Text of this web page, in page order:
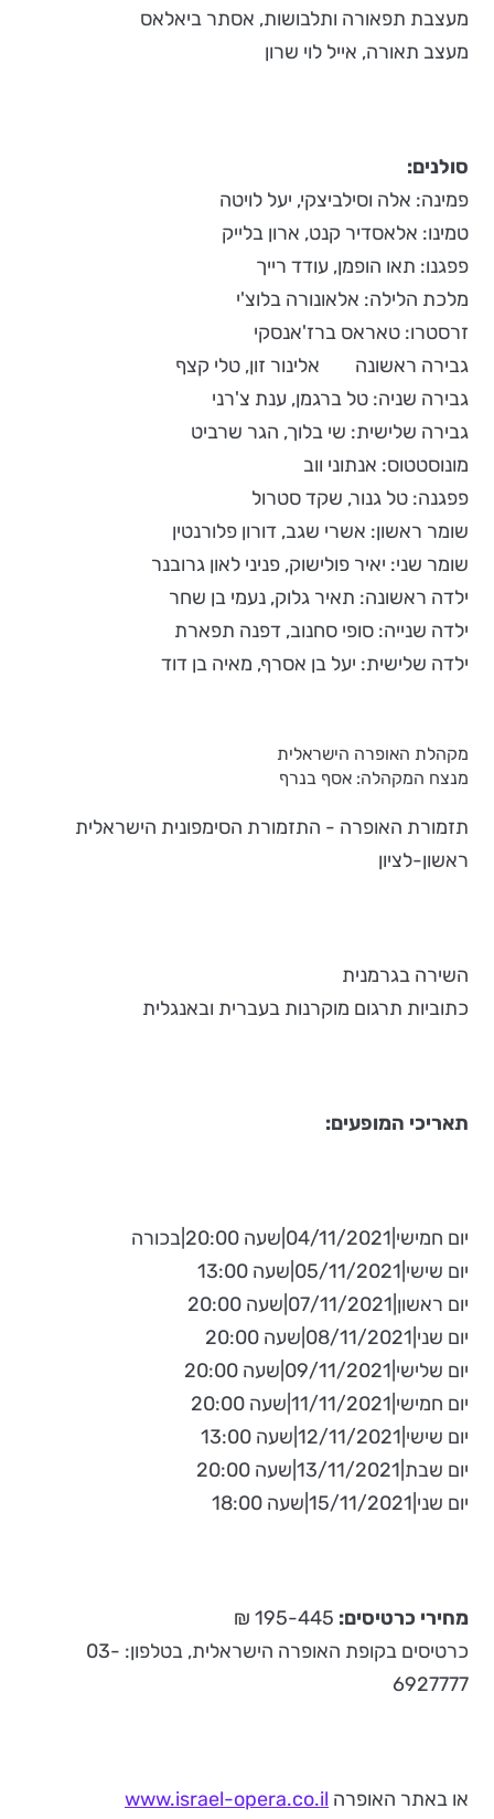
מעצבת תפאורה ותלבושות, אסתר ביאלאס
מעצב תאורה, אייל לוי שרון
סולנים:
פמינה: אלה וסילביצקי, יעל לויטה
טמינו: אלאסדיר קנט, ארון בלייק
פפגנו: תאו הופמן, עודד רייך
מלכת הלילה: אלאונורה בלוצ'י
זרסטרו: טאראס ברז'אנסקי
גבירה ראשונה אלינור זון, טלי קצף
גבירה שניה: טל ברגמן, ענת צ'רני
גבירה שלישית: שי בלוך, הגר שרביט
מונוסטטוס: אנתוני ווב
פפגנה: טל גנור, שקד סטרול
שומר ראשון: אשרי שגב, דורון פלורנטין
שומר שני: יאיר פולישוק, פניני לאון גרובנר
ילדה ראשונה: תאיר גלוק, נעמי בן שחר
ילדה שנייה: סופי סחנוב, דפנה תפארת
ילדה שלישית: יעל בן אסרף, מאיה בן דוד
מקהלת האופרה הישראלית
מנצח המקהלה: אסף בנרף
תזמורת האופרה - התזמורת הסימפונית הישראלית
ראשון-לציון
השירה בגרמנית
כתוביות תרגום מוקרנות בעברית ובאנגלית
תאריכי המופעים:
יום חמישי|04/11/2021|שעה 20:00|בכורה
יום שישי|05/11/2021|שעה 13:00
יום ראשון|07/11/2021|שעה 20:00
יום שני|08/11/2021|שעה 20:00
יום שלישי|09/11/2021|שעה 20:00
יום חמישי|11/11/2021|שעה 20:00
יום שישי|12/11/2021|שעה 13:00
יום שבת|13/11/2021|שעה 20:00
יום שני|15/11/2021|שעה 18:00
מחירי כרטיסים:
כרטיסים בקופת האופרה הישראלית, בטלפון: 03-
6927777
או באתר האופרה www.israel-opera.co.il